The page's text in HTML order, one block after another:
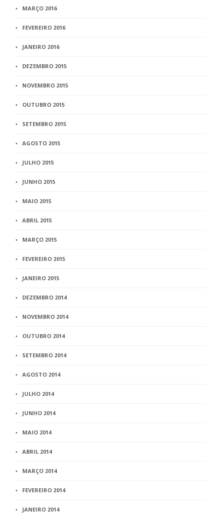
MARÇO 2016
FEVEREIRO 2016
JANEIRO 2016
DEZEMBRO 2015
NOVEMBRO 2015
OUTUBRO 2015
SETEMBRO 2015
AGOSTO 2015
JULHO 2015
JUNHO 2015
MAIO 2015
ABRIL 2015
MARÇO 2015
FEVEREIRO 2015
JANEIRO 2015
DEZEMBRO 2014
NOVEMBRO 2014
OUTUBRO 2014
SETEMBRO 2014
AGOSTO 2014
JULHO 2014
JUNHO 2014
MAIO 2014
ABRIL 2014
MARÇO 2014
FEVEREIRO 2014
JANEIRO 2014